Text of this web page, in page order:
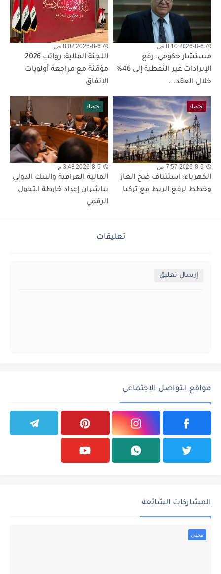
2026-8-6 8:10 ص
مستشار حكومي: رفع
الإيرادات غير النفطية إلى 46%
خلال العقد...
2026-8-6 8:02 ص
اللجنة المالية: رواتب 2026
مؤمّنة مع مراجعة أولويات
الإنفاق
اقتصاد
2026-8-6 7:57 ص
الكهرباء: استئناف ضخ الغاز
وخطط لرفع الربط مع تركيا
اقتصاد
2026-8-5 3:48 م
المالية العراقية والبنك الدولي
يباشران إعداد خارطة التحول
الرقمي
تعليقات
إرسال تعليق
مواقع التواصل الإجتماعي
المشاركات الشائعة
محلي